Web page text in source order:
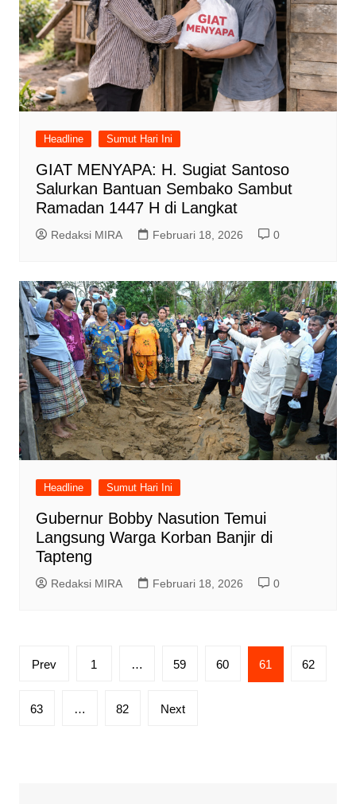
Headline Sumut Hari Ini
GIAT MENYAPA: H. Sugiat Santoso
Salurkan Bantuan Sembako Sambut
Ramadan 1447 H di Langkat
Redaksi MIRA Februari 18, 2026 0
Headline Sumut Hari Ini
Gubernur Bobby Nasution Temui
Langsung Warga Korban Banjir di
Tapteng
Redaksi MIRA Februari 18, 2026 0
Paginasi
Prev 1 … 59 60 61 62
63 … 82 Next